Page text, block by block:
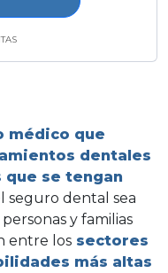
médico que
dentales
que se tengan
seguro dental sea
y familias
entre los sectores
más altas